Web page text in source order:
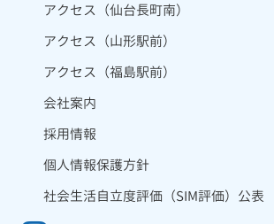
アクセス（仙台長町南）
アクセス（山形駅前）
アクセス（福島駅前）
会社案内
採用情報
個人情報保護方針
社会生活自立度評価（SIM評価）公表